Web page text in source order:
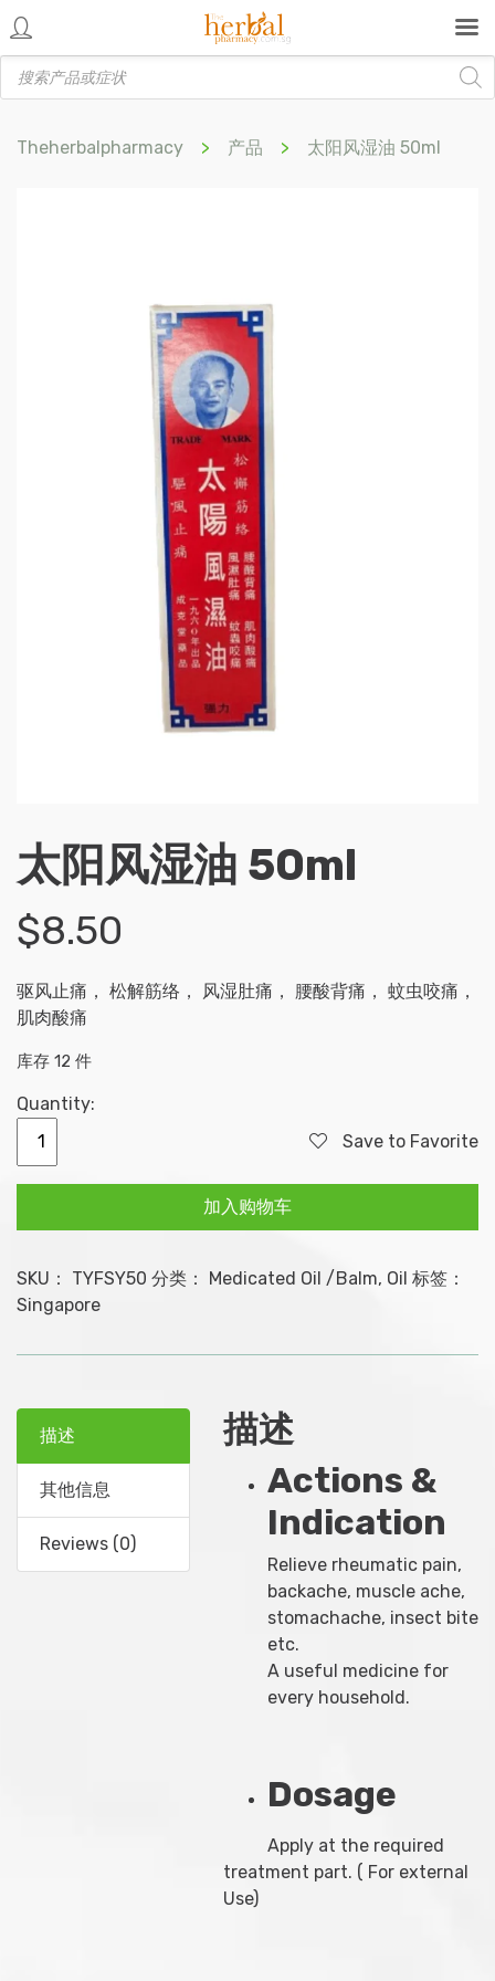
Products
search
Theherbalpharmacy > 产品 > 太阳风湿油 50ml
太阳风湿油 50ml
$8.50
驱风止痛， 松解筋络， 风湿肚痛， 腰酸背痛， 蚊虫咬痛，
肌肉酸痛
库存 12 件
Quantity:
风
油
数
量
Save to Favorite
加入购物车
SKU： TYFSY50 分类： Medicated Oil /Balm, Oil 标签：
Singapore
描述
其他信息
Reviews (0)
描述
Actions &
Indication
Relieve rheumatic pain,
backache, muscle ache,
stomachache, insect bite
etc.
A useful medicine for
every household.
Dosage
Apply at the required
treatment part. ( For external
Use)